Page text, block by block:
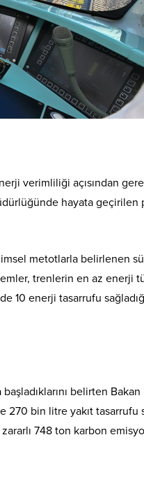
verimliliği açısından
hayata
metotlarla belirlenen
trenlerin en az enerji
10 enerji tasarrufu
belirten
270 bin litre yakıt tasarrufu
748 ton karbon